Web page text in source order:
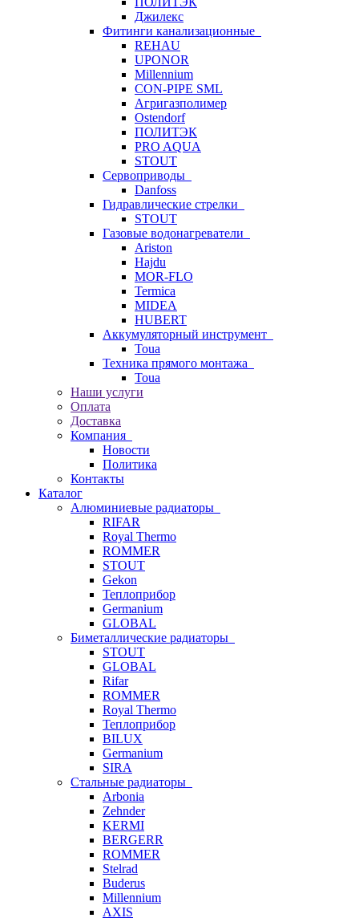
Джилекс
Фитинги канализационные
REHAU
UPONOR
Millennium
CON-PIPE SML
Агригазполимер
Ostendorf
ПОЛИТЭК
PRO AQUA
STOUT
Сервоприводы
Danfoss
Гидравлические стрелки
STOUT
Газовые водонагреватели
Ariston
Hajdu
MOR-FLO
Termica
MIDEA
HUBERT
Аккумуляторный инструмент
Toua
Техника прямого монтажа
Toua
Наши услуги
Оплата
Доставка
Компания
Новости
Политика
Контакты
Каталог
Алюминиевые радиаторы
RIFAR
Royal Thermo
ROMMER
STOUT
Gekon
Теплоприбор
Germanium
GLOBAL
Биметаллические радиаторы
STOUT
GLOBAL
Rifar
ROMMER
Royal Thermo
Теплоприбор
BILUX
Germanium
SIRA
Стальные радиаторы
Arbonia
Zehnder
KERMI
BERGERR
ROMMER
Stelrad
Buderus
Millennium
AXIS